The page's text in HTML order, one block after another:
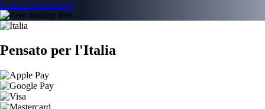
Unisciti a Level Up
Pensato per l'Italia